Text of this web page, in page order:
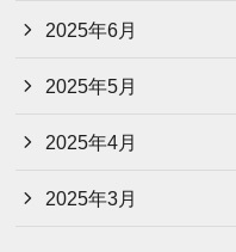
2025年6月
2025年5月
2025年4月
2025年3月